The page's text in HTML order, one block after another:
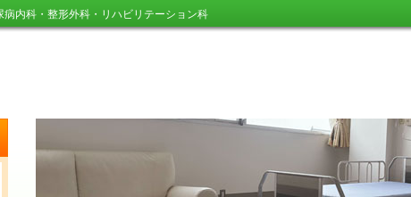
内科・整形外科・リハビリテーション科